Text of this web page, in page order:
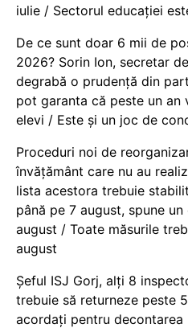
iulie / Sectorul educației
De ce sunt doar 6 mii de
2026? Sorin Ion, secretar
degrabă o prudență din
pot garanta că peste un an
elevi / Este și un joc de
Proceduri noi de
învățământ care nu au
lista acestora trebuie
până pe 7 august, spune
august / Toate măsurile
august
Șeful ISJ Gorj, alți 8
trebuie să returneze peste
acordați pentru